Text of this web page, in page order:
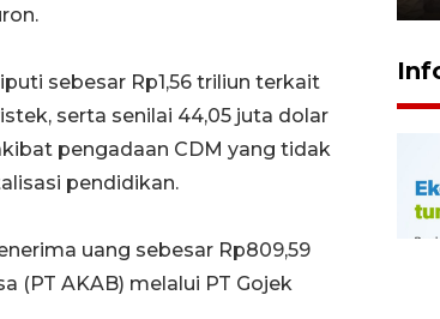
sebesar Rp1,56 triliun terkait
serta senilai 44,05 juta dolar
pengadaan CDM yang tidak
pendidikan.
uang sebesar Rp809,59
(PT AKAB) melalui PT Gojek